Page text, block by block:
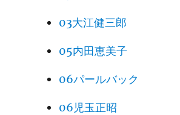
03大江健三郎
05内田恵美子
06パールバック
06児玉正昭